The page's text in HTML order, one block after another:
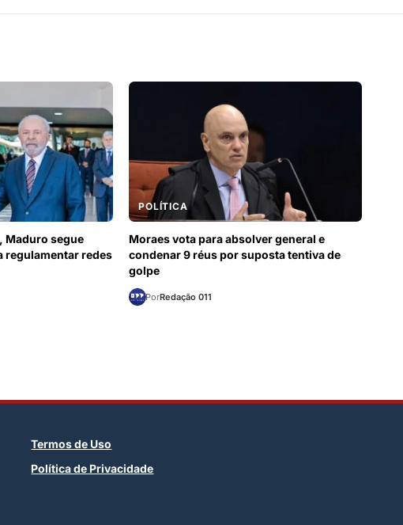
Maduro segue
regulamentar redes
POLÍTICA
Moraes vota para absolver general e
condenar 9 réus por suposta tentiva de
golpe
PorRedação 011
Termos de Uso
Política de Privacidade